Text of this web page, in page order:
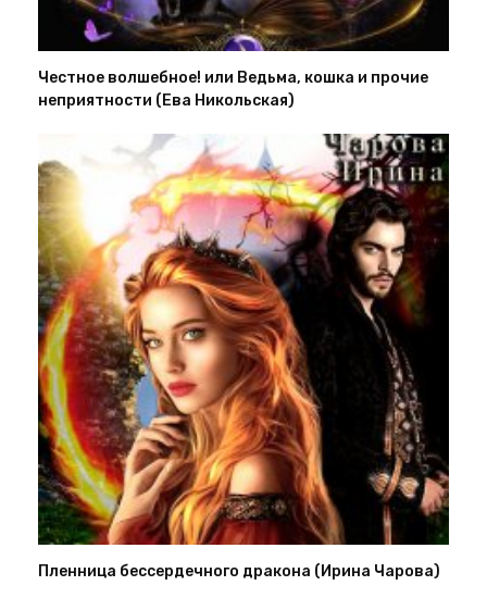
Честное волшебное! или Ведьма, кошка и прочие
неприятности (Ева Никольская)
Пленница бессердечного дракона (Ирина Чарова)